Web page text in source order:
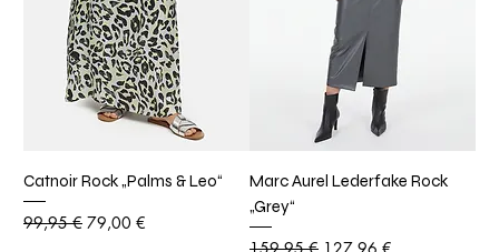
Catnoir Rock „Palms & Leo“
Standardpreis
99,95 € Sale-Preis
79,00 €
Marc Aurel Lederfake Rock
„Grey“
StandardpreisSale-Preis